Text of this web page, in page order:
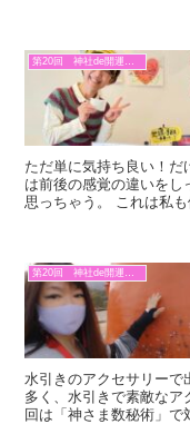
ただ単に気持ち良い！
は前後の感覚の違いをし
思っちゃう。 これは私
第20回 神社de開運マルシェ
水引きのアクセサリー
多く、水引きで素敵な
回は「神さま数秘術」で